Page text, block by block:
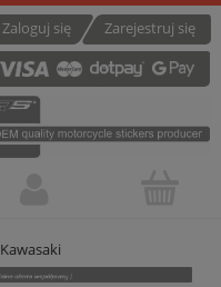
Zarejestruj się
Zaloguj się
Kawasaki